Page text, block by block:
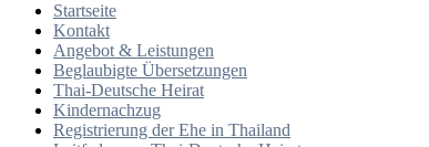
Startseite
Kontakt
Angebot & Leistungen
Beglaubigte Übersetzungen
Thai-Deutsche Heirat
Kindernachzug
Registrierung der Ehe in Thailand